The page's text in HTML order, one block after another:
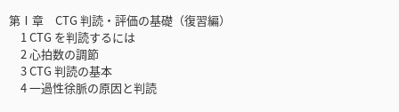
第Ⅰ章 CTG 判読・評価の基礎（復習編）
1 CTG を判読するには
2 心拍数の調節
3 CTG 判読の基本
4 一過性徐脈の原因と判読